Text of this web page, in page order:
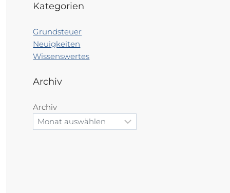
Kategorien
Grundsteuer
Neuigkeiten
Wissenswertes
Archiv
Archiv